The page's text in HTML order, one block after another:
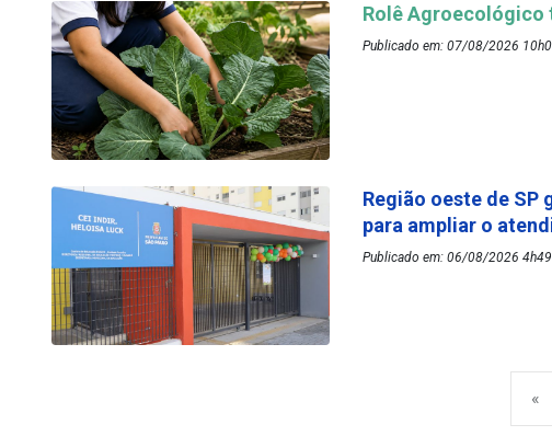
Rolê Agroecológico
Publicado em: 07/08/2026
Região oeste de SP
para ampliar o
Publicado em: 06/08/2026 4h49
«